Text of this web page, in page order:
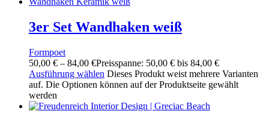
3er Set Wandhaken weiß
Formpoet
50,00 € – 84,00 €Preisspanne: 50,00 € bis 84,00 €
Ausführung wählen Dieses Produkt weist mehrere Varianten
auf. Die Optionen können auf der Produktseite gewählt
werden